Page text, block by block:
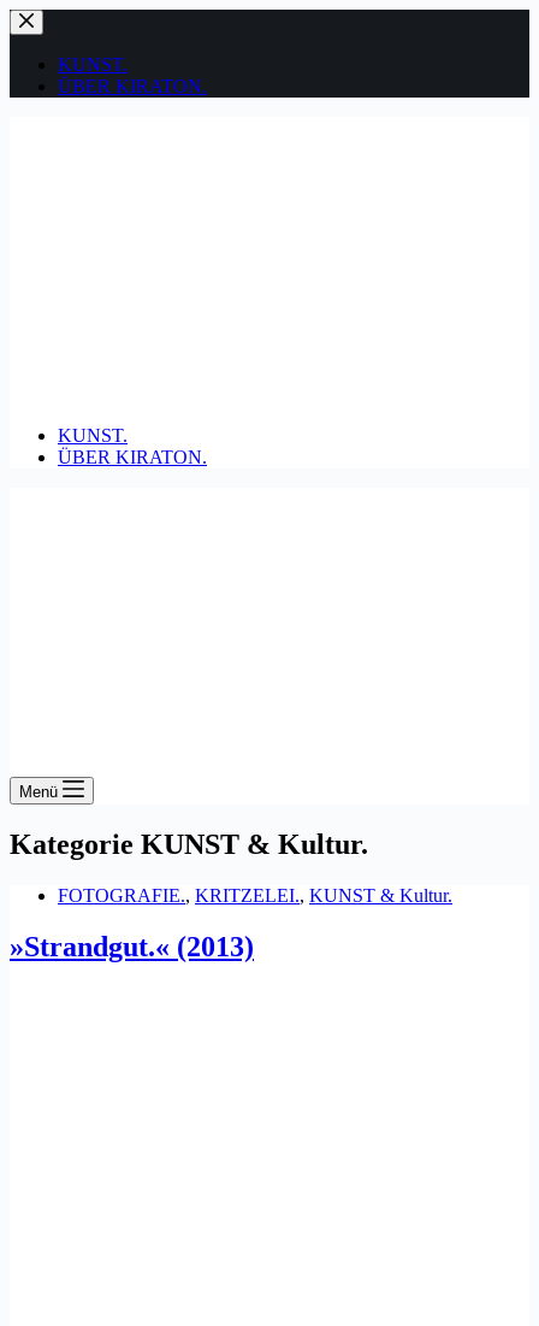
Zum
Inhalt
springenKUNST.
ÜBER KIRATON.
KUNST.
ÜBER KIRATON.
Menü
Kategorie KUNST & Kultur.
FOTOGRAFIE., KRITZELEI., KUNST & Kultur.
»Strandgut.« (2013)